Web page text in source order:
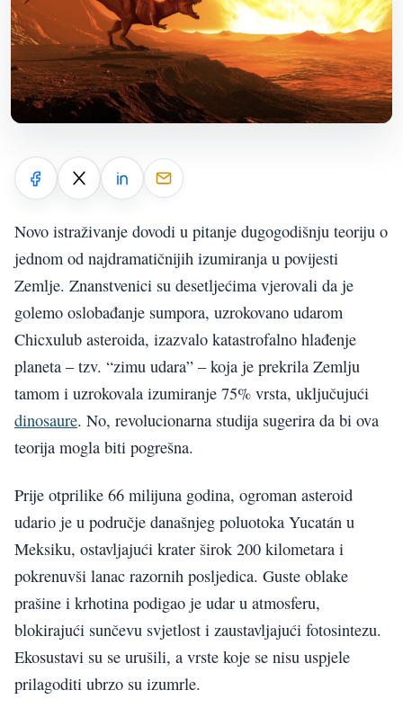
Novo istraživanje dovodi u pitanje dugogodišnju teoriju o
jednom od najdramatičnijih izumiranja u povijesti
Zemlje. Znanstvenici su desetljećima vjerovali da je
golemo oslobađanje sumpora, uzrokovano udarom
Chicxulub asteroida, izazvalo katastrofalno hlađenje
planeta – tzv. “zimu udara” – koja je prekrila Zemlju
tamom i uzrokovala izumiranje 75% vrsta, uključujući
dinosaure. No, revolucionarna studija sugerira da bi ova
teorija mogla biti pogrešna.
Prije otprilike 66 milijuna godina, ogroman asteroid
udario je u područje današnjeg poluotoka Yucatán u
Meksiku, ostavljajući krater širok 200 kilometara i
pokrenuvši lanac razornih posljedica. Guste oblake
prašine i krhotina podigao je udar u atmosferu,
blokirajući sunčevu svjetlost i zaustavljajući fotosintezu.
Ekosustavi su se urušili, a vrste koje se nisu uspjele
prilagoditi ubrzo su izumrle.